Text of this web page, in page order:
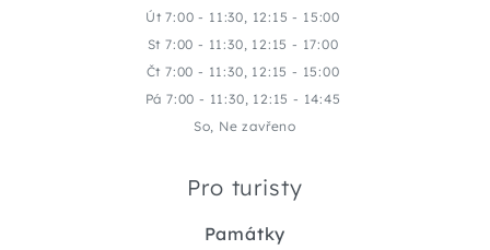
Út 7:00 - 11:30, 12:15 - 15:00
St 7:00 - 11:30, 12:15 - 17:00
Čt 7:00 - 11:30, 12:15 - 15:00
Pá 7:00 - 11:30, 12:15 - 14:45
So, Ne zavřeno
Pro turisty
Památky